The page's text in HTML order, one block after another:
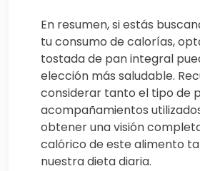
En resumen, si estás
tu consumo de calorías,
tostada de pan integral
elección más saludable.
considerar tanto el tipo de
acompañamientos
obtener una visión
calórico de este alimento
nuestra dieta diaria.